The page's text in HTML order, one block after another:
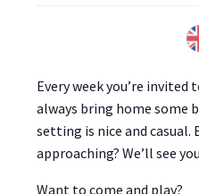
Every week you’re invited
always bring home some
setting is nice and casual.
approaching? We’ll see
Want to come and play?